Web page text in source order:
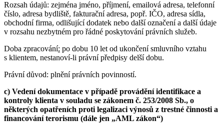
Rozsah údajů: zejména jméno, příjmení, emailová adresa, telefonní
číslo, adresa bydliště, fakturační adresa, popř. IČO, adresa sídla,
obchodní firma, odlišující dodatek nebo další označení a další údaje
v rozsahu nezbytném pro řádné poskytování právních služeb.
Doba zpracování: po dobu 10 let od ukončení smluvního vztahu
s klientem, nestanoví-li právní předpisy delší dobu.
Právní důvod: plnění právních povinností.
c) Vedení dokumentace v případě provádění identifikace a
kontroly klienta v souladu se zákonem č. 253/2008 Sb., o
některých opatřeních proti legalizaci výnosů z trestné činnosti a
financování terorismu (dále jen „AML zákon“)